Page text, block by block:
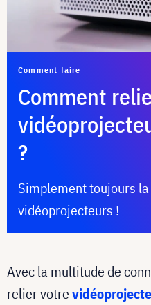
Comment faire
Comment
?
Simplement toujours
vidéoprojecteurs !
Avec la multitude de
relier votre